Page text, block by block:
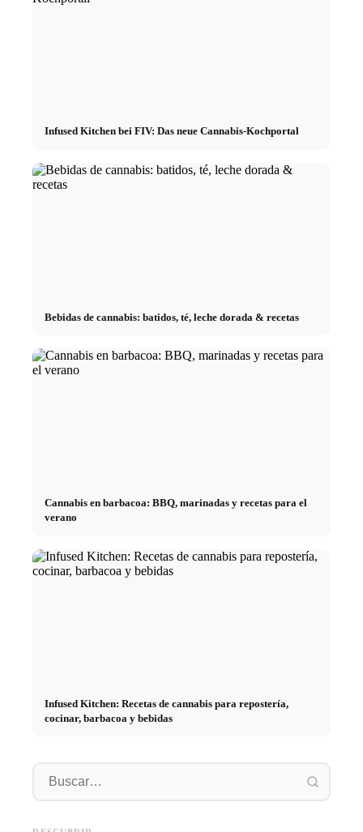
Infused Kitchen bei FIV: Das neue Cannabis-Kochportal
Bebidas de cannabis: batidos, té, leche dorada & recetas
Cannabis en barbacoa: BBQ, marinadas y recetas para el
verano
Infused Kitchen: Recetas de cannabis para repostería,
cocinar, barbacoa y bebidas